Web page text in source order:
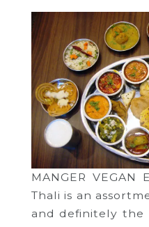
MANGER
Thali is an
and definitely the